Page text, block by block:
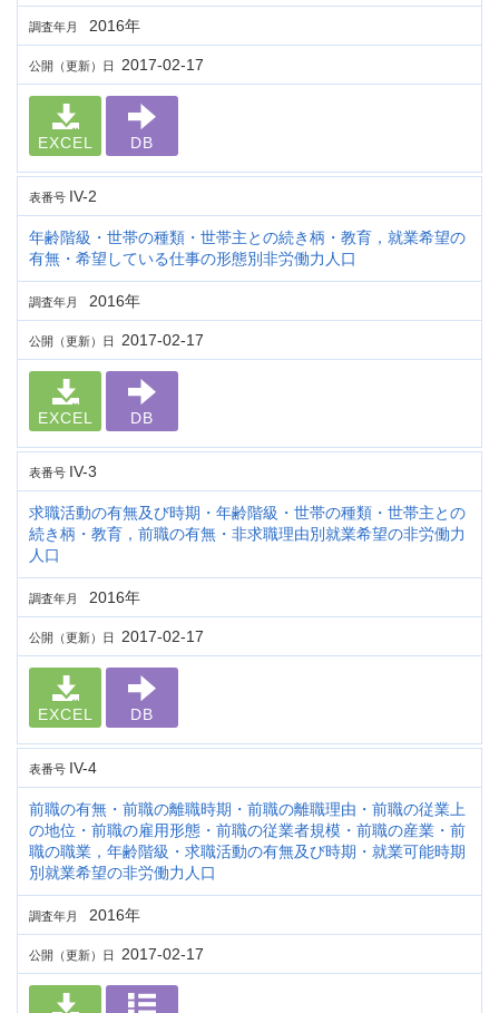
調査年月 2016年
公開（更新）日 2017-02-17
EXCEL DB
表番号 IV-2
年齢階級・世帯の種類・世帯主との続き柄・教育，就業希望の
有無・希望している仕事の形態別非労働力人口
調査年月 2016年
公開（更新）日 2017-02-17
EXCEL DB
表番号 IV-3
求職活動の有無及び時期・年齢階級・世帯の種類・世帯主との
続き柄・教育，前職の有無・非求職理由別就業希望の非労働力
人口
調査年月 2016年
公開（更新）日 2017-02-17
EXCEL DB
表番号 IV-4
前職の有無・前職の離職時期・前職の離職理由・前職の従業上
の地位・前職の雇用形態・前職の従業者規模・前職の産業・前
職の職業，年齢階級・求職活動の有無及び時期・就業可能時期
別就業希望の非労働力人口
調査年月 2016年
公開（更新）日 2017-02-17